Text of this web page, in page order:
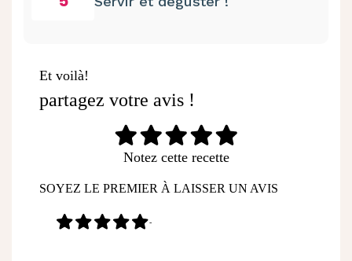
Et voilà!
partagez votre avis !
Notez cette recette
SOYEZ LE PREMIER À LAISSER UN AVIS
-